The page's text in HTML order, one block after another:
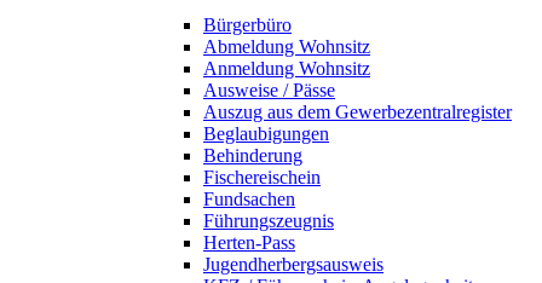
Bürgerbüro
Abmeldung Wohnsitz
Anmeldung Wohnsitz
Ausweise / Pässe
Auszug aus dem Gewerbezentralregister
Beglaubigungen
Behinderung
Fischereischein
Fundsachen
Führungszeugnis
Herten-Pass
Jugendherbergsausweis